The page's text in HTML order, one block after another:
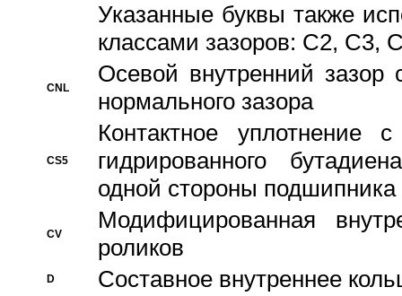
Указанные буквы также
классами зазоров: С2,
CNL
Осевой внутренний зазор
нормального зазора
CS5
Контактное уплотнение
гидрированного
одной стороны подшипника
CV
Модифицированная
роликов
D Составное внутреннее